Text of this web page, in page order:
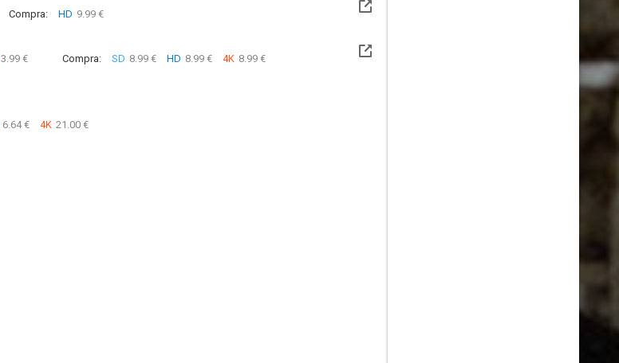
Compra: HD 9.99 €
3.99 € Compra: SD 8.99 € HD 8.99 € 4K 8.99 €
6.64 € 4K 21.00 €